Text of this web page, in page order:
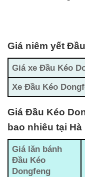
Giá niêm yết
Giá xe Đầu Kéo
Xe Đầu Kéo
Giá Đầu Kéo
bao nhiêu tại
Giá lăn bánh
Đầu Kéo
Dongfeng